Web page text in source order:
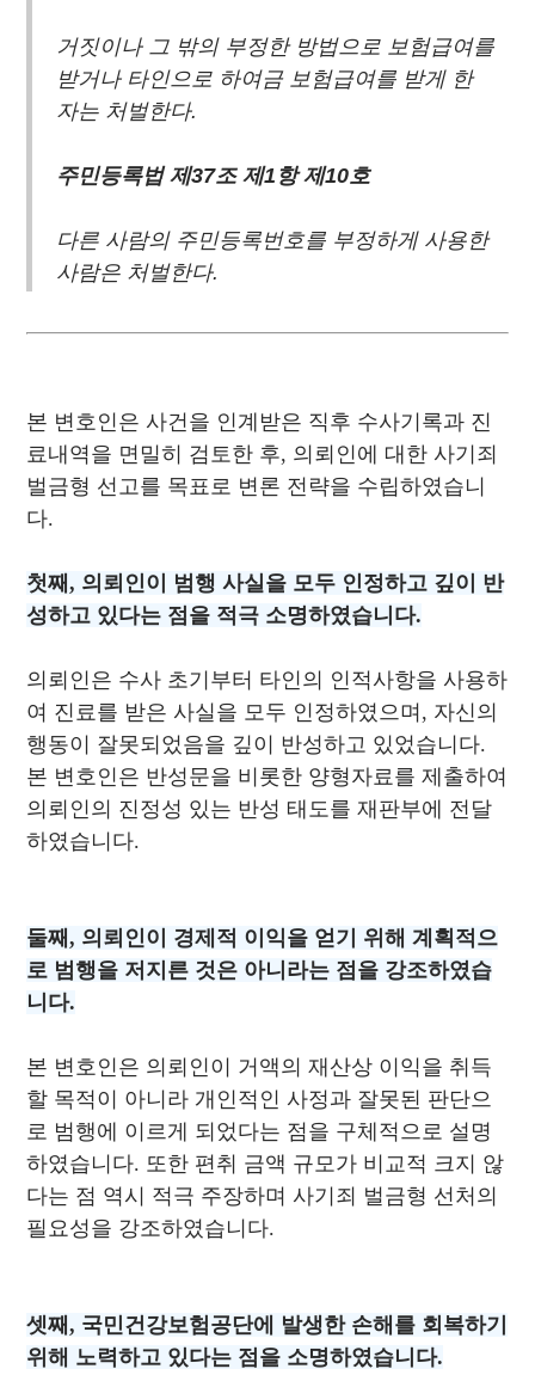
거짓이나 그 밖의 부정한 방법으로 보험급여를
받거나 타인으로 하여금 보험급여를 받게 한
자는 처벌한다.
주민등록법 제37조 제1항 제10호
다른 사람의 주민등록번호를 부정하게 사용한
사람은 처벌한다.
본 변호인은 사건을 인계받은 직후 수사기록과 진
료내역을 면밀히 검토한 후, 의뢰인에 대한 사기죄
벌금형 선고를 목표로 변론 전략을 수립하였습니
다.
첫째, 의뢰인이 범행 사실을 모두 인정하고 깊이 반
성하고 있다는 점을 적극 소명하였습니다.
의뢰인은 수사 초기부터 타인의 인적사항을 사용하
여 진료를 받은 사실을 모두 인정하였으며, 자신의
행동이 잘못되었음을 깊이 반성하고 있었습니다.
본 변호인은 반성문을 비롯한 양형자료를 제출하여
의뢰인의 진정성 있는 반성 태도를 재판부에 전달
하였습니다.
둘째, 의뢰인이 경제적 이익을 얻기 위해 계획적으
로 범행을 저지른 것은 아니라는 점을 강조하였습
니다.
본 변호인은 의뢰인이 거액의 재산상 이익을 취득
할 목적이 아니라 개인적인 사정과 잘못된 판단으
로 범행에 이르게 되었다는 점을 구체적으로 설명
하였습니다. 또한 편취 금액 규모가 비교적 크지 않
다는 점 역시 적극 주장하며 사기죄 벌금형 선처의
필요성을 강조하였습니다.
셋째, 국민건강보험공단에 발생한 손해를 회복하기
위해 노력하고 있다는 점을 소명하였습니다.